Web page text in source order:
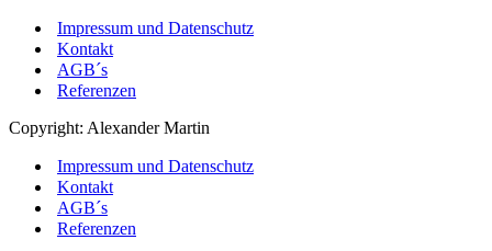
Impressum und Datenschutz
Kontakt
AGB´s
Referenzen
Copyright: Alexander Martin
Impressum und Datenschutz
Kontakt
AGB´s
Referenzen